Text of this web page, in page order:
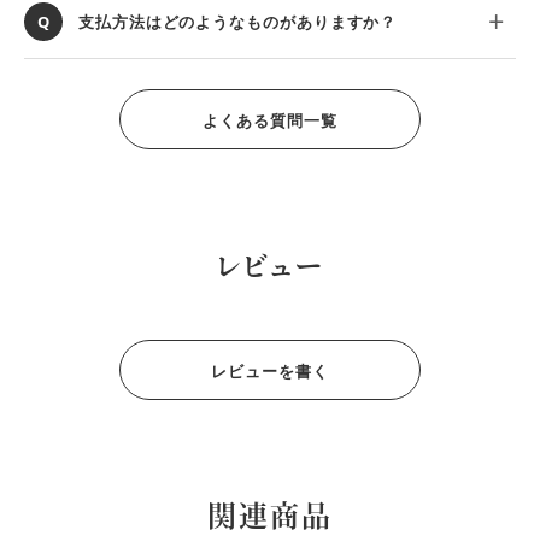
支払方法はどのようなものがありますか？
よくある質問一覧
レビュー
レビューを書く
関連商品